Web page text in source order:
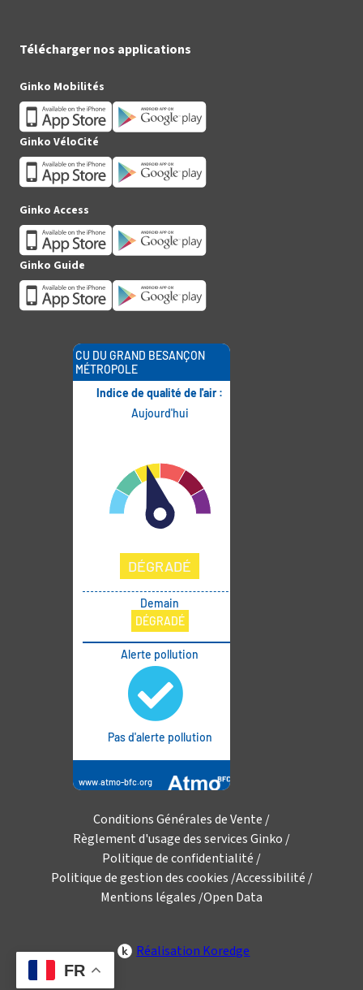
FR
(Twitter)
Télécharger nos applications
Ginko Mobilités
Ginko VéloCité
Ginko Access
Ginko Guide
Conditions Générales de Vente
Règlement d'usage des services Ginko
Politique de confidentialité
Politique de gestion des cookies Accessibilité
Mentions légales Open Data
Réalisation Koredge